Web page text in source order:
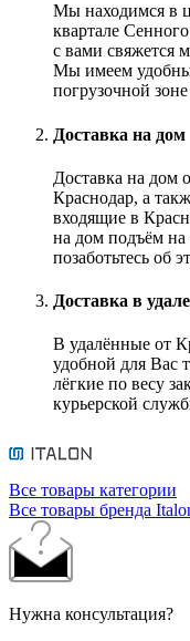
Мы находимся в
квартале
с вами свяжется
Мы имеем
погрузочной
Доставка на дом
Доставка на дом
Краснодар, а
входящие в
на дом подъём на
позаботьтесь об
Доставка в
В удалённые от
удобной для Вас
лёгкие по весу
курьерской
Все товары категории
Все товары бренда
Нужна консультация?